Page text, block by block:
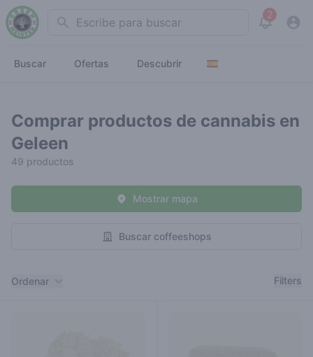
Search 2
View
Buscar Ofertas Descubrir
Comprar productos de cannabis en
Geleen
49 productos
Buscar coffeeshops
Mostrar mapa
Filtros
Ordenar Filters